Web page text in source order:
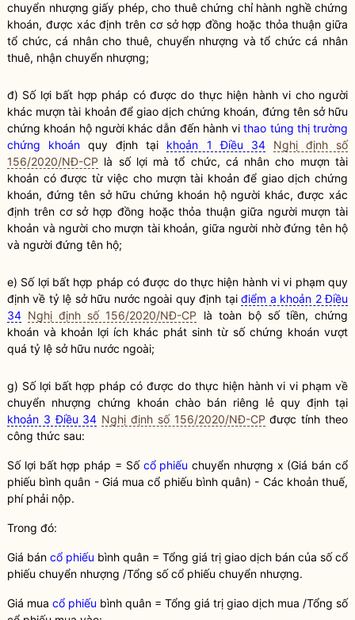
chuyển nhượng giấy phép, cho thuê chứng chỉ hành nghề chứng
khoán, được xác định trên cơ sở hợp đồng hoặc thỏa thuận giữa
tổ chức, cá nhân cho thuê, chuyển nhượng vàtổ chức cá nhân
thuê, nhận chuyển nhượng;
đ) Số lợi bất hợp pháp có được do thực hiện hành vi cho người
khác mượn tài khoản để giao dịch chứng khoán, đứng tên sở hữu
chứng khoán hộ người khác dẫn đến hành vithao túng thị trường
chứng khoán quy định tại khoản 1 Điều 34
Nghị định số
156/2020/NĐ-CP là số lợi màtổ chức, cá nhân cho mượn tài
khoản có được từ việc cho mượn tài khoản để giao dịch chứng
khoán, đứng tên sở hữu chứng khoán hộ người khác, được xác
định trên cơ sở hợp đồng hoặc thỏa thuận giữa người mượn tài
khoản và người cho mượn tài khoản, giữa người nhờ đứng tên hộ
và người đứng tên hộ;
e) Số lợi bất hợp pháp có được do thực hiện hành vi vi phạm quy
định về tỷ lệ sở hữu nước ngoài quy định tạiđiểm a khoản 2 Điều
34 Nghị định số 156/2020/NĐ-CP là toàn bộ số tiền,chứng
khoán và khoản lợi ích khác phát sinh từ số chứng khoán vượt
quá tỷ lệ sở hữu nước ngoài;
g) Số lợi bất hợp pháp có được do thực hiện hành vi vi phạm về
chuyển nhượng chứng khoán chào bán riêng lẻ quy định tại
khoản 3 Điều 34 Nghị định số 156/2020/NĐ-CP được tính theo
công thức sau:
Số lợi bất hợp pháp = Số cổ phiếu chuyển nhượng x (Giá báncổ
phiếu bình quân - Giá muacổ phiếu bình quân) - Các khoản thuế,
phí phải nộp.
Trong đó:
Giá bán cổ phiếu bình quân = Tổng giá trị giao dịch bán của sốcổ
phiếu chuyển nhượng /Tổng sốcổ phiếu chuyển nhượng.
Giá mua cổ phiếu bình quân = Tổng giá trị giao dịch mua /Tổng số